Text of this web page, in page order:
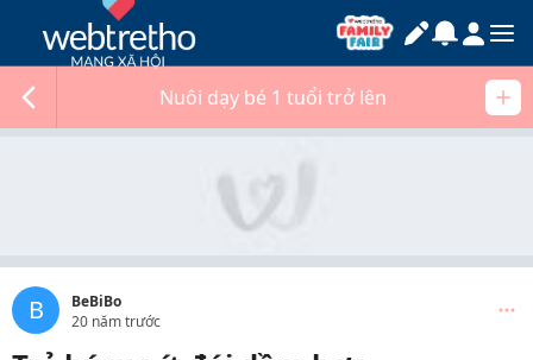
Nuôi dạy bé 1 tuổi trở lên
B
BeBiBo
20 năm trước